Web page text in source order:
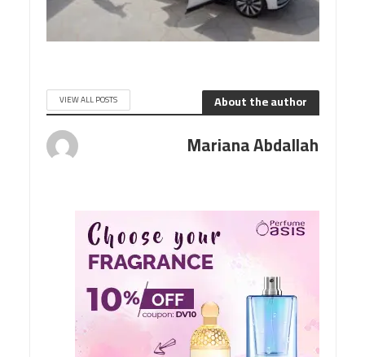
About the author
VIEW ALL POSTS
Mariana Abdallah